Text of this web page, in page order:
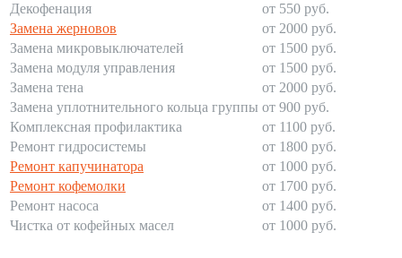
Декофенация
от 550 руб.
Замена жерновов
от 2000 руб.
Замена микровыключателей
от 1500 руб.
Замена модуля управления
от 1500 руб.
Замена тена
от 2000 руб.
Замена уплотнительного кольца группы от 900 руб.
Комплексная профилактика
от 1100 руб.
Ремонт гидросистемы
от 1800 руб.
Ремонт капучинатора
от 1000 руб.
Ремонт кофемолки
от 1700 руб.
Ремонт насоса
от 1400 руб.
Чистка от кофейных масел
от 1000 руб.